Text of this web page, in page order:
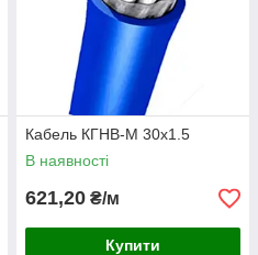
Кабель КГНВ-М 30х1.5
В наявності
621,20 ₴/м
Купити